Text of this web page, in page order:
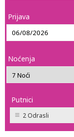
Prijava
Noćenja
Putnici
2 Odrasli